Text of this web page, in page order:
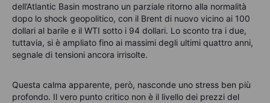
dell’Atlantic Basin mostrano un parziale ritorno alla normalità
dopo lo shock geopolitico, con il Brent di nuovo vicino ai 100
dollari al barile e il WTI sotto i 94 dollari. Lo sconto tra i due,
tuttavia, si è ampliato fino ai massimi degli ultimi quattro anni,
segnale di tensioni ancora irrisolte.
Questa calma apparente, però, nasconde uno stress ben più
profondo. Il vero punto critico non è il livello dei prezzi del